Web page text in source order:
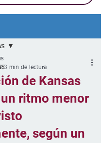
de Kansas
ritmo menor
según un
3 min de lectura